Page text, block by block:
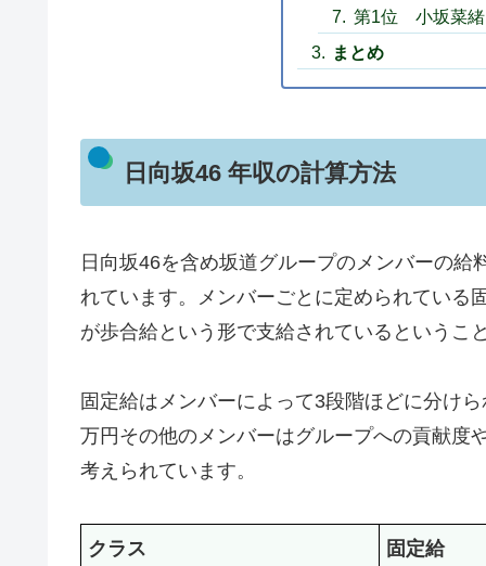
第1位 小坂菜緒
まとめ
日向坂46 年収の計算方法
日向坂46を含め坂道グループのメンバーの
れています。メンバーごとに定められている
が歩合給という形で支給されているというこ
固定給はメンバーによって3段階ほどに分け
万円その他のメンバーはグループへの貢献度
考えられています。
クラス 固定給